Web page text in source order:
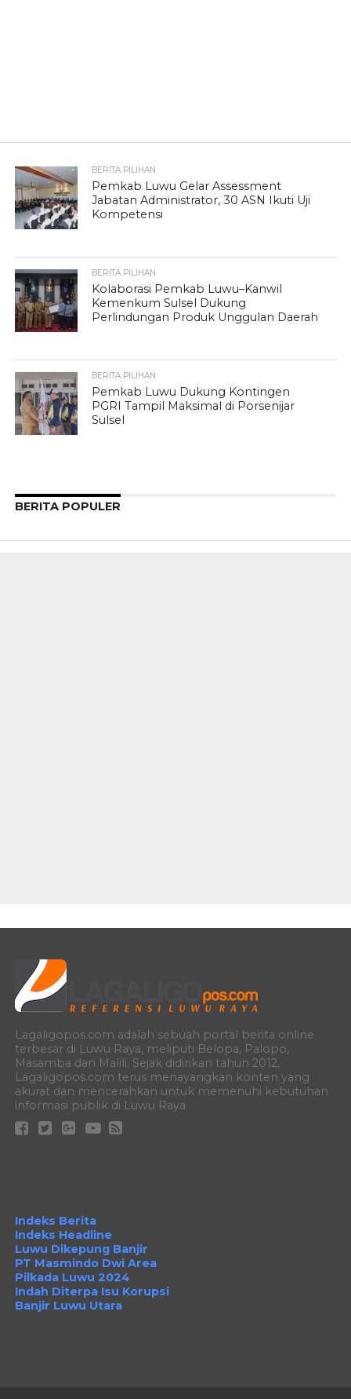
BERITA PILIHAN
Pemkab Luwu Gelar Assessment
Jabatan Administrator, 30 ASN Ikuti Uji
Kompetensi
BERITA PILIHAN
Kolaborasi Pemkab Luwu–Kanwil
Kemenkum Sulsel Dukung
Perlindungan Produk Unggulan Daerah
BERITA PILIHAN
Pemkab Luwu Dukung Kontingen
PGRI Tampil Maksimal di Porsenijar
Sulsel
BERITA POPULER
Lagaligopos.com adalah sebuah portal berita online
terbesar di Luwu Raya, meliputi Belopa, Palopo,
Masamba dan Malili. Sejak didirikan tahun 2012,
Lagaligopos.com terus menayangkan konten yang
akurat dan mencerahkan untuk memenuhi kebutuhan
informasi publik di Luwu Raya
Indeks Berita
Indeks Headline
Luwu Dikepung Banjir
PT Masmindo Dwi Area
Pilkada Luwu 2024
Indah Diterpa Isu Korupsi
Banjir Luwu Utara